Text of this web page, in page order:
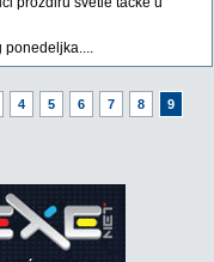
ponedeljka....
4 5 6 7 8
9